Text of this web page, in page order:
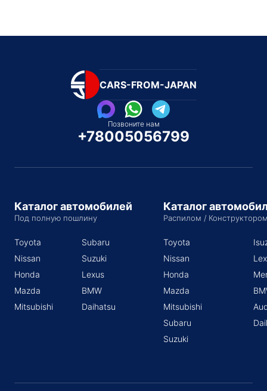
CARS-FROM-JAPAN
Позвоните нам
+78005056799
Каталог автомобилей
Под полную пошлину
Toyota
Nissan
Honda
Mazda
Mitsubishi
Subaru
Suzuki
Lexus
BMW
Daihatsu
Каталог
Распилом /
Toyota
Nissan
Honda
Mazda
Mitsubishi
Subaru
Suzuki